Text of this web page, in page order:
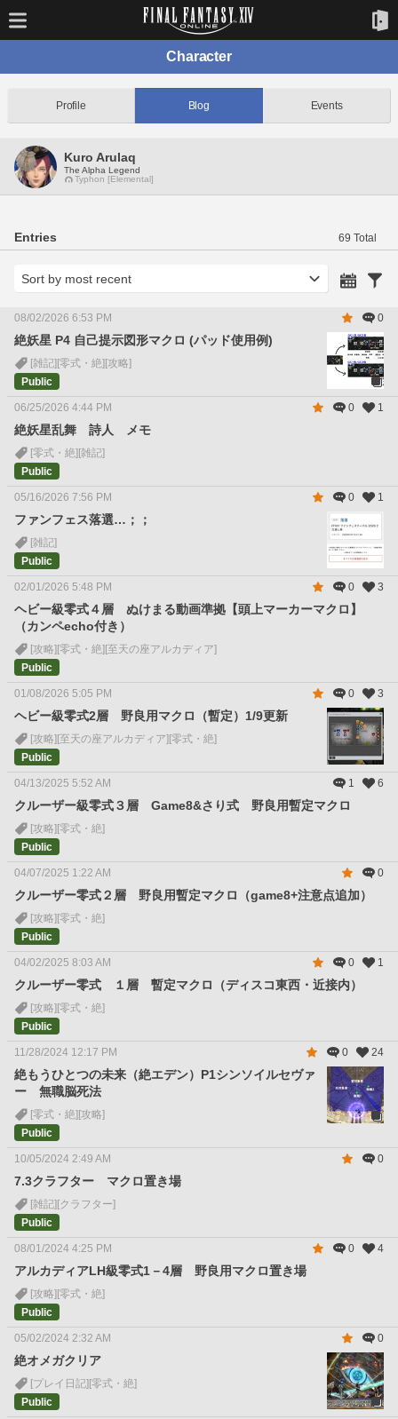
Character
Profile Blog Events
Kuro Arulaq
The Alpha Legend
Typhon [Elemental]
Entries 69 Total
08/02/2026 6:53 PM 0
絶妖星 P4 自己提示図形マクロ (パッド使用例)
[雑記] [零式・絶] [攻略]
Public
06/25/2026 4:44 PM 0 1
絶妖星乱舞 詩人 メモ
[零式・絶] [雑記]
Public
05/16/2026 7:56 PM 0 1
ファンフェス落選…；；
[雑記]
Public
02/01/2026 5:48 PM 0 3
ヘビー級零式４層 ぬけまる動画準拠【頭上マーカーマクロ】
（カンペecho付き）
[攻略] [零式・絶] [至天の座アルカディア]
Public
01/08/2026 5:05 PM 0 3
ヘビー級零式2層 野良用マクロ（暫定）1/9更新
[攻略] [至天の座アルカディア] [零式・絶]
Public
04/13/2025 5:52 AM 1 6
クルーザー級零式３層 Game8&さり式 野良用暫定マクロ
[攻略] [零式・絶]
Public
04/07/2025 1:22 AM 0
クルーザー零式２層 野良用暫定マクロ（game8+注意点追加）
[攻略] [零式・絶]
Public
04/02/2025 8:03 AM 0 1
クルーザー零式 １層 暫定マクロ（ディスコ東西・近接内）
[攻略] [零式・絶]
Public
11/28/2024 12:17 PM 0 24
絶もうひとつの未来（絶エデン）P1シンソイルセヴァ
ー 無職脳死法
[零式・絶] [攻略]
Public
10/05/2024 2:49 AM 0
7.3クラフター マクロ置き場
[雑記] [クラフター]
Public
08/01/2024 4:25 PM 0 4
アルカディアLH級零式1－4層 野良用マクロ置き場
[攻略] [零式・絶]
Public
05/02/2024 2:32 AM 0
絶オメガクリア
[プレイ日記] [零式・絶]
Public